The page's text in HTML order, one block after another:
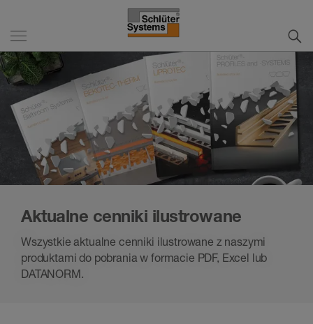
Aktualne cenniki ilustrowane
Wszystkie aktualne cenniki ilustrowane z naszymi
produktami do pobrania w formacie PDF, Excel lub
DATANORM.